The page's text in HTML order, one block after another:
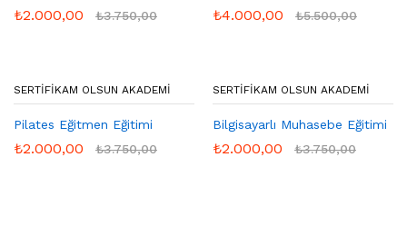
₺2.000,00 ₺3.750,00 ₺4.000,00 ₺5.500,00
SERTIFIKAM OLSUN AKADEMI
Pilates Eğitmen Eğitimi
₺2.000,00 ₺3.750,00
SERTIFIKAM OLSUN AKADEMI
Bilgisayarlı Muhasebe Eğitimi
₺2.000,00 ₺3.750,00